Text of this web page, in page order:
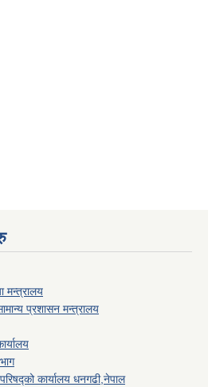
मन्त्रालय
प्रशासन मन्त्रालय
कार्यालय धनगढी,नेपाल